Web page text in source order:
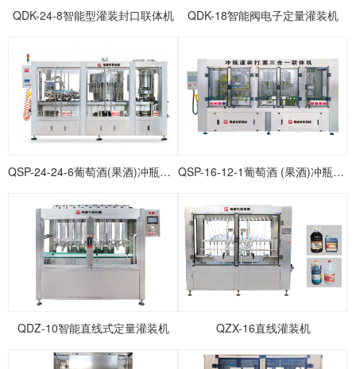
QDK-24-8智能型灌装封口联体机 QDK-18智能阀电子定量灌装机
QSP-24-24-6葡萄酒(果酒)冲瓶灌装打塞联体机 QSP-16-12-1葡萄酒 (果酒)冲瓶灌装打塞联体机
QDZ-10智能直线式定量灌装机 QZX-16直线灌装机